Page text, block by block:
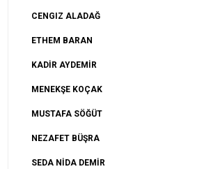
CENGIZ ALADAĞ
ETHEM BARAN
KADİR AYDEMİR
MENEKŞE KOÇAK
MUSTAFA SÖĞÜT
NEZAFET BÜŞRA
SEDA NİDA DEMİR